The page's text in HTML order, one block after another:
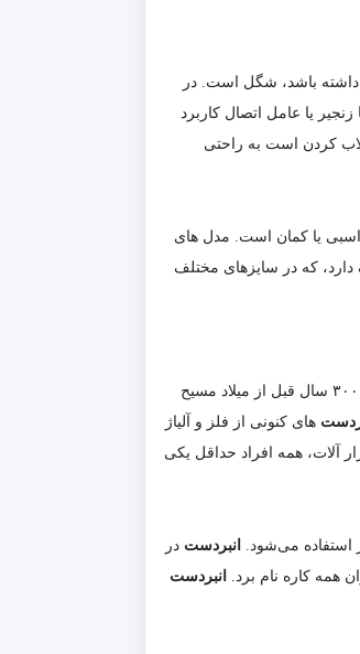
باشد، شگل است. در
یا عامل اتصال کاربرد
کردن است به راحتی
اسبی یا کمان است. مدل های
که در سایزهای مختلف
۳۰۰۰ سال قبل از میلاد مسیح
های کنونی از فلز و آلیاژ
آلات، همه افراد حداقل یکی
استفاده می‌شود. انبردست در
همه کاره نام برد. انبردست